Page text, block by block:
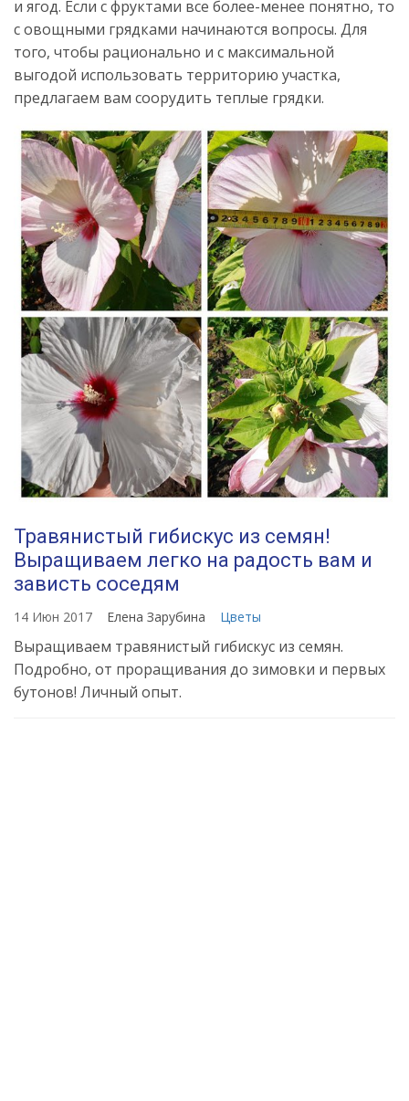
и ягод. Если с фруктами все более-менее понятно, то
с овощными грядками начинаются вопросы. Для
того, чтобы рационально и с максимальной
выгодой использовать территорию участка,
предлагаем вам соорудить теплые грядки.
Травянистый гибискус из семян!
Выращиваем легко на радость вам и
зависть соседям
14 Июн 2017 Елена Зарубина Цветы
Выращиваем травянистый гибискус из семян.
Подробно, от проращивания до зимовки и первых
бутонов! Личный опыт.